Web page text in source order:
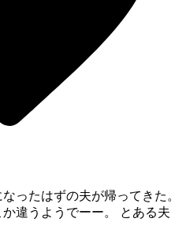
ったはずの夫が帰ってきた。
違うようでーー。 とある夫